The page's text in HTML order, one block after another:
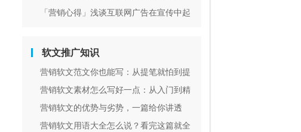
少？
「营销心得」浅谈互联网广告在宣传中起
软文推广知识
营销软文范文你也能写：从提笔就怕到提
笔就赚
营销软文素材怎么写好一点：从入门到精
通
营销软文的优势与劣势，一篇给你讲透
营销软文用语大全怎么说？看完这篇就全